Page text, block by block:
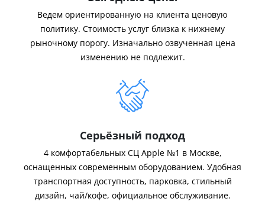
Ведем ориентированную на клиента ценовую
политику. Стоимость услуг близка к нижнему
рыночному порогу. Изначально озвученная цена
изменению не подлежит.
Серьёзный подход
4 комфортабельных СЦ Apple №1 в Москве,
оснащенных современным оборудованием. Удобная
транспортная доступность, парковка, стильный
дизайн, чай/кофе, официальное обслуживание.